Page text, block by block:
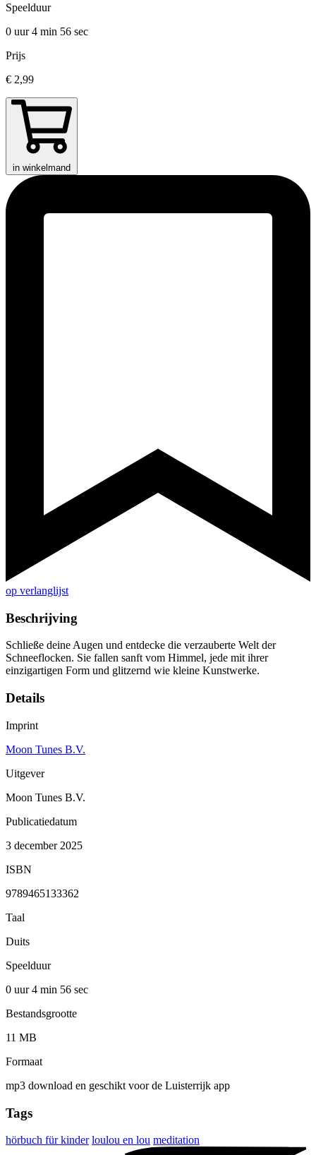
Speelduur
0 uur 4 min 56 sec
Prijs
€ 2,99
in winkelmand
op verlanglijst
Beschrijving
Schließe deine Augen und entdecke die verzauberte Welt der
Schneeflocken. Sie fallen sanft vom Himmel, jede mit ihrer
einzigartigen Form und glitzernd wie kleine Kunstwerke.
Details
Imprint
Moon Tunes B.V.
Uitgever
Moon Tunes B.V.
Publicatiedatum
3 december 2025
ISBN
9789465133362
Taal
Duits
Speelduur
0 uur 4 min 56 sec
Bestandsgrootte
11 MB
Formaat
mp3 download en geschikt voor de Luisterrijk app
Tags
hörbuch für kinder loulou en lou meditation